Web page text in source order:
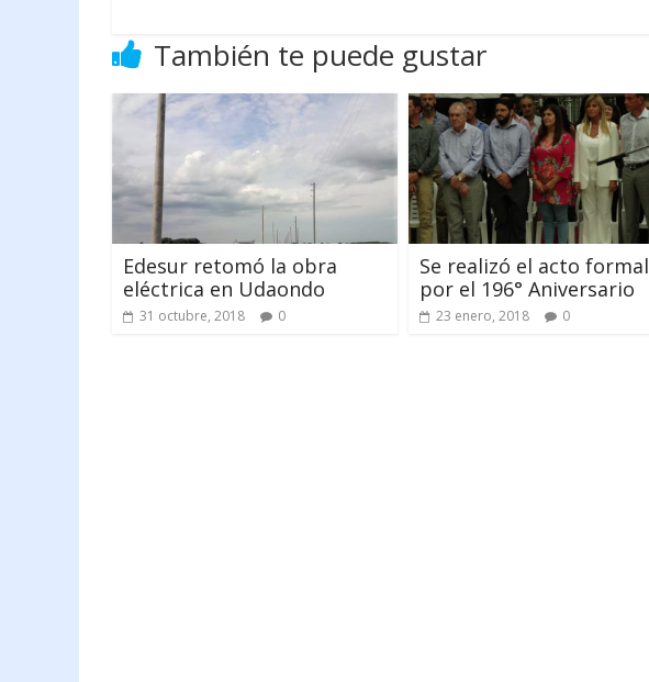
También te puede gustar
Edesur retomó la obra
eléctrica en Udaondo
31 octubre, 2018 0
Se realizó el acto formal
por el 196° Aniversario
23 enero, 2018 0